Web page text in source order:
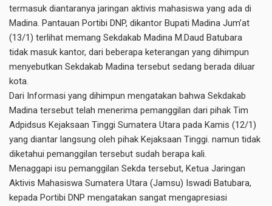
termasuk diantaranya jaringan aktivis mahasiswa yang ada di
Madina. Pantauan Portibi DNP, dikantor Bupati Madina Jum’at
(13/1) terlihat memang Sekdakab Madina M.Daud Batubara
tidak masuk kantor, dari beberapa keterangan yang dihimpun
menyebutkan Sekdakab Madina tersebut sedang berada diluar
kota.
Dari Informasi yang dihimpun mengatakan bahwa Sekdakab
Madina tersebut telah menerima pemanggilan dari pihak Tim
Adpidsus Kejaksaan Tinggi Sumatera Utara pada Kamis (12/1)
yang diantar langsung oleh pihak Kejaksaan Tinggi. namun tidak
diketahui pemanggilan tersebut sudah berapa kali.
Menaggapi isu pemanggilan Sekda tersebut, Ketua Jaringan
Aktivis Mahasiswa Sumatera Utara (Jamsu) Iswadi Batubara,
kepada Portibi DNP mengatakan sangat mengapresiasi